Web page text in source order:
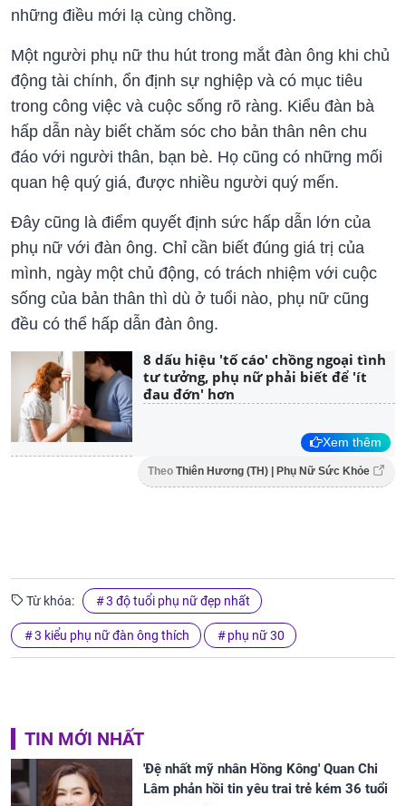
những điều mới lạ cùng chồng.
Một người phụ nữ thu hút trong mắt đàn ông khi chủ
động tài chính, ổn định sự nghiệp và có mục tiêu
trong công việc và cuộc sống rõ ràng. Kiểu đàn bà
hấp dẫn này biết chăm sóc cho bản thân nên chu
đáo với người thân, bạn bè. Họ cũng có những mối
quan hệ quý giá, được nhiều người quý mến.
Đây cũng là điểm quyết định sức hấp dẫn lớn của
phụ nữ với đàn ông. Chỉ cần biết đúng giá trị của
mình, ngày một chủ động, có trách nhiệm với cuộc
sống của bản thân thì dù ở tuổi nào, phụ nữ cũng
đều có thể hấp dẫn đàn ông.
8 dấu hiệu 'tố cáo' chồng ngoại tình
tư tưởng, phụ nữ phải biết để 'ít
đau đớn' hơn
Xem thêm
Theo Thiên Hương (TH) | Phụ Nữ Sức Khỏe
Từ khóa: 3 độ tuổi phụ nữ đẹp nhất
3 kiểu phụ nữ đàn ông thích phụ nữ 30
TIN MỚI NHẤT
'Đệ nhất mỹ nhân Hồng Kông' Quan Chi
Lâm phản hồi tin yêu trai trẻ kém 36 tuổi